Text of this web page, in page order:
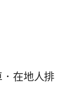
在地人排